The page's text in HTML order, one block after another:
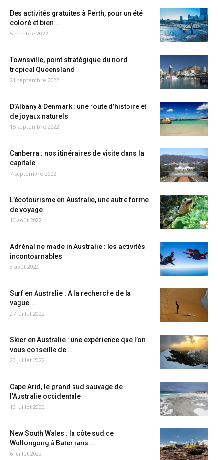
Des activités gratuites à Perth, pour un été
coloré et bien...
5 octobre 2022
Townsville, point stratégique du nord
tropical Queensland
21 septembre 2022
D’Albany à Denmark : une route d’histoire et
de joyaux naturels
15 septembre 2022
Canberra : nos itinéraires de visite dans la
capitale
7 septembre 2022
L’écotourisme en Australie, une autre forme
de voyage
10 août 2022
Adrénaline made in Australie : les activités
incontournables
3 août 2022
Surf en Australie : A la recherche de la
vague...
27 juillet 2022
Skier en Australie : une expérience que l’on
vous conseille de...
20 juillet 2022
Cape Arid, le grand sud sauvage de
l’Australie occidentale
13 juillet 2022
New South Wales : la côte sud de
Wollongong à Batemans...
6 juillet 2022